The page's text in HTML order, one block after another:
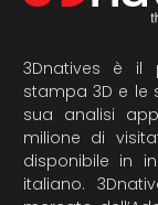
3Dnatives è il
stampa 3D e le
sua analisi
milione di
disponibile in
italiano.